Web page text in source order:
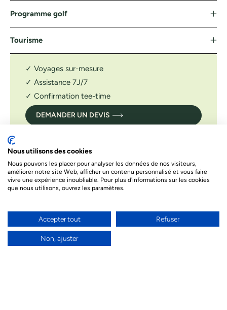
Programme golf
Tourisme
✓ Voyages sur-mesure
✓ Assistance 7J/7
✓ Confirmation tee-time
DEMANDER UN DEVIS
Besoin d’un conseil par téléphone ?
Nos conseillers sont à votre écoute par téléphone
répondre à toutes vos questions.
04 94 55 97 77
Nous utilisons des cookies
Nous pouvons les placer pour analyser les données de nos visiteurs,
améliorer notre site Web, afficher un contenu personnalisé et vous faire
vivre une expérience inoubliable. Pour plus d'informations sur les cookies
que nous utilisons, ouvrez les paramètres.
Accepter tout Refuser
Non, ajuster